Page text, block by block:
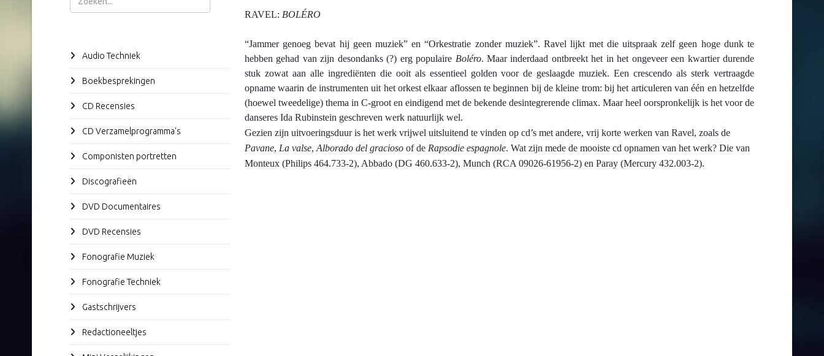
Audio Techniek
Boekbesprekingen
CD Recensies
CD Verzamelprogramma's
Componisten portretten
Discografieën
DVD Documentaires
DVD Recensies
Fonografie Muziek
Fonografie Techniek
Gastschrijvers
Redactioneeltjes
RAVEL: BOLÉRO
“Jammer genoeg bevat hij geen muziek” en “Orkestratie zonder muziek”. Ravel lijkt met die uitspraak zelf geen hoge dunk te
hebben gehad van zijn desondanks (?) erg populaire Boléro. Maar inderdaad ontbreekt het in het ongeveer een kwartier durende
stuk zowat aan alle ingrediënten die ooit als essentieel golden voor de geslaagde muziek. Een crescendo als sterk vertraagde
opname waarin de instrumenten uit het orkest elkaar aflossen te beginnen bij de kleine trom: bij het articuleren van één en hetzelfde
(hoewel tweedelige) thema in C-groot en eindigend met de bekende desintegrerende climax. Maar heel oorspronkelijk is het voor de
danseres Ida Rubinstein geschreven werk natuurlijk wel.
Gezien zijn uitvoeringsduur is het werk vrijwel uitsluitend te vinden op cd’s met andere, vrij korte werken van Ravel, zoals de
Pavane, La valse, Alborado del gracioso of de Rapsodie espagnole. Wat zijn mede de mooiste cd opnamen van het werk? Die van
Monteux (Philips 464.733-2), Abbado (DG 460.633-2), Munch (RCA 09026-61956-2) en Paray (Mercury 432.003-2).